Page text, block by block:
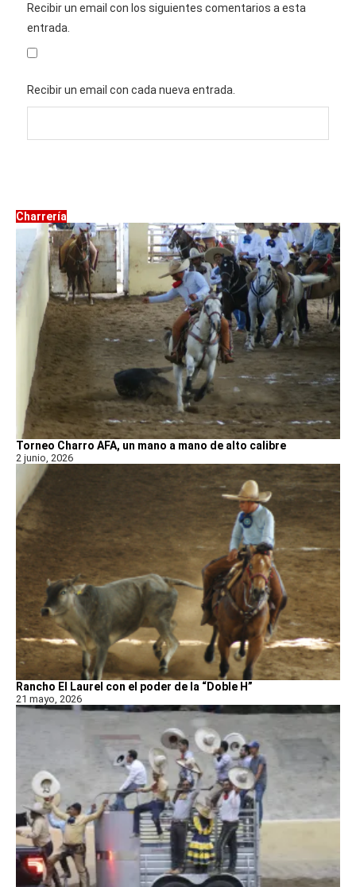
Recibir un email con los siguientes comentarios a esta
entrada.
Recibir un email con cada nueva entrada.
Charrería
Torneo Charro AFA, un mano a mano de alto calibre
2 junio, 2026
Rancho El Laurel con el poder de la “Doble H”
21 mayo, 2026